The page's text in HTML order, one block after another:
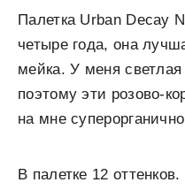
Палетка Urban Decay
четыре года, она
мейка. У меня
поэтому эти розово-
на мне
В палетке 12